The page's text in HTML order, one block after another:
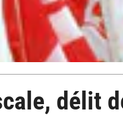
délit